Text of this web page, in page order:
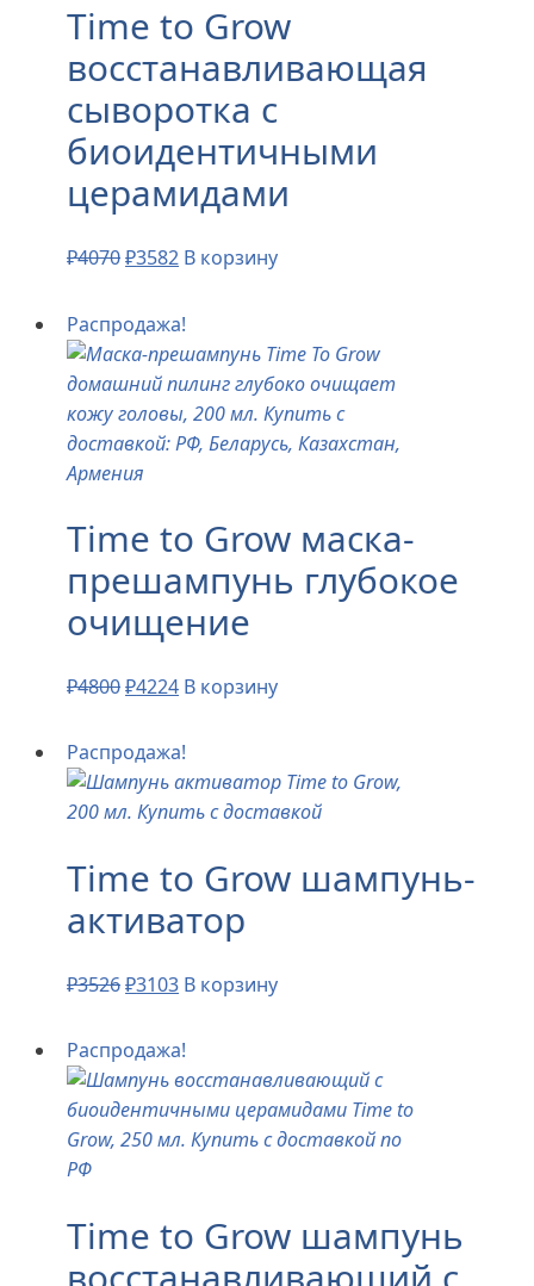
Time to Grow
восстанавливающая
сыворотка с
биоидентичными
церамидами
₽4070₽3582 В корзину
Распродажа!
Time to Grow маска-
прешампунь глубокое
очищение
₽4800₽4224 В корзину
Распродажа!
Time to Grow шампунь-
активатор
₽3526₽3103 В корзину
Распродажа!
Time to Grow шампунь